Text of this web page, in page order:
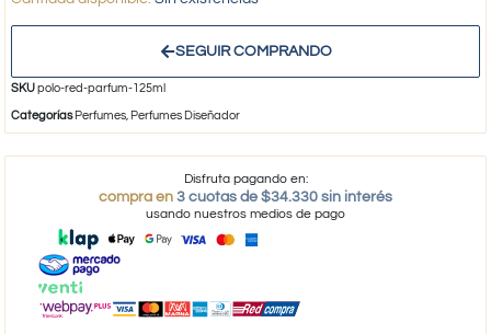
SEGUIR COMPRANDO
SKUpolo-red-parfum-125ml
Categorías Perfumes, Perfumes Diseñador
Disfruta pagando en:
compra en 3 cuotas de $34.330 sin interés
usando nuestros medios de pago